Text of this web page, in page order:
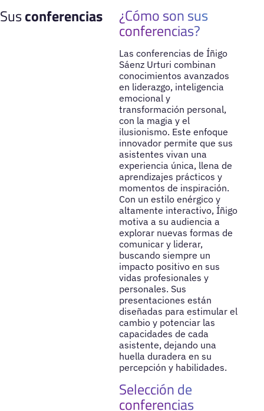
Susconferencias ¿Cómo son sus
conferencias?
Las conferencias de Íñigo
Sáenz Urturi combinan
conocimientos avanzados
en liderazgo, inteligencia
emocional y
transformación personal,
con la magia y el
ilusionismo. Este enfoque
innovador permite que sus
asistentes vivan una
experiencia única, llena de
aprendizajes prácticos y
momentos de inspiración.
Con un estilo enérgico y
altamente interactivo, Íñigo
motiva a su audiencia a
explorar nuevas formas de
comunicar y liderar,
buscando siempre un
impacto positivo en sus
vidas profesionales y
personales. Sus
presentaciones están
diseñadas para estimular el
cambio y potenciar las
capacidades de cada
asistente, dejando una
huella duradera en su
percepción y habilidades.
Selección de
conferencias